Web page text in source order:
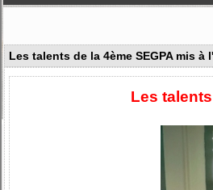
Les talents de la 4ème SEGPA mis à
Les